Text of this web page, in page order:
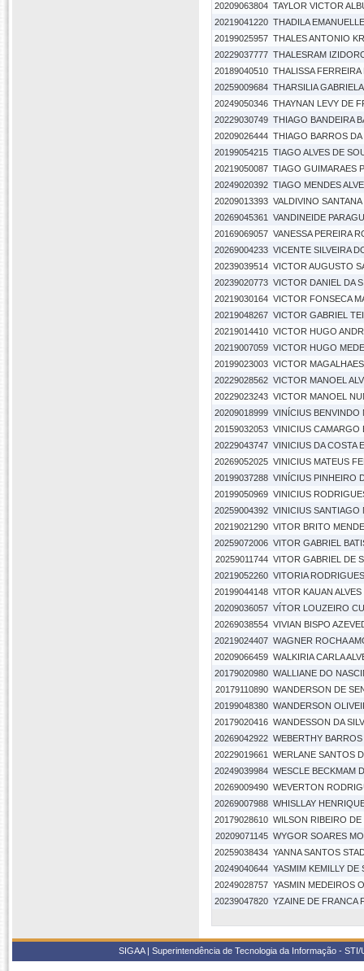
20209063804 TAYLOR VICTOR
20219041220 THADILA
20199025957 THALES ANTONIO
20229037777 THALESRAM
20189040510 THALISSA FERREIRA
20259009684 THARSILIA
20249050346 THAYNAN LEVY DE
20229030749 THIAGO BANDEIRA
20209026444 THIAGO BARROS DA
20199054215 TIAGO ALVES DE
20219050087 TIAGO GUIMARAES
20249020392 TIAGO MENDES
20209013393 VALDIVINO
20269045361
VANDINEIDE
20169069057 VANESSA PEREIRA
20269004233 VICENTE SILVEIRA
20239039514 VICTOR AUGUSTO
20239020773 VICTOR DANIEL DA
20219030164 VICTOR FONSECA
20219048267 VICTOR GABRIEL
20219014410 VICTOR HUGO
20219007059 VICTOR HUGO
20199023003 VICTOR
20229028562 VICTOR MANOEL
20229023243 VICTOR MANOEL
20209018999 VINÍCIUS BENVINDO
20159032053 VINICIUS CAMARGO
20229043747 VINICIUS DA COSTA
20269052025 VINICIUS MATEUS
20199037288 VINÍCIUS PINHEIRO
20199050969 VINICIUS
20259004392 VINICIUS SANTIAGO
20219021290 VITOR BRITO
20259072006 VITOR GABRIEL
20259011744 VITOR GABRIEL DE
20219052260 VITORIA
20199044148 VITOR KAUAN
20209036057 VÍTOR LOUZEIRO
20269038554 VIVIAN BISPO
20219024407 WAGNER ROCHA
20209066459 WALKIRIA CARLA
20179020980 WALLIANE DO
20179110890 WANDERSON DE
20199048380 WANDERSON
20179020416 WANDESSON DA
20269042922 WEBERTHY
20229019661
WERLANE SANTOS
20249039984 WESCLE BECKMAM
20269009490 WEVERTON
20269007988 WHISLLAY
20179028610 WILSON RIBEIRO
20209071145 WYGOR SOARES
20259038434 YANNA SANTOS
20249040644 YASMIM KEMILLY DE
20249028757 YASMIN MEDEIROS
20239047820 YZAINE DE FRANCA
SIGAA | Superintendência de Tecnologia da Informação -